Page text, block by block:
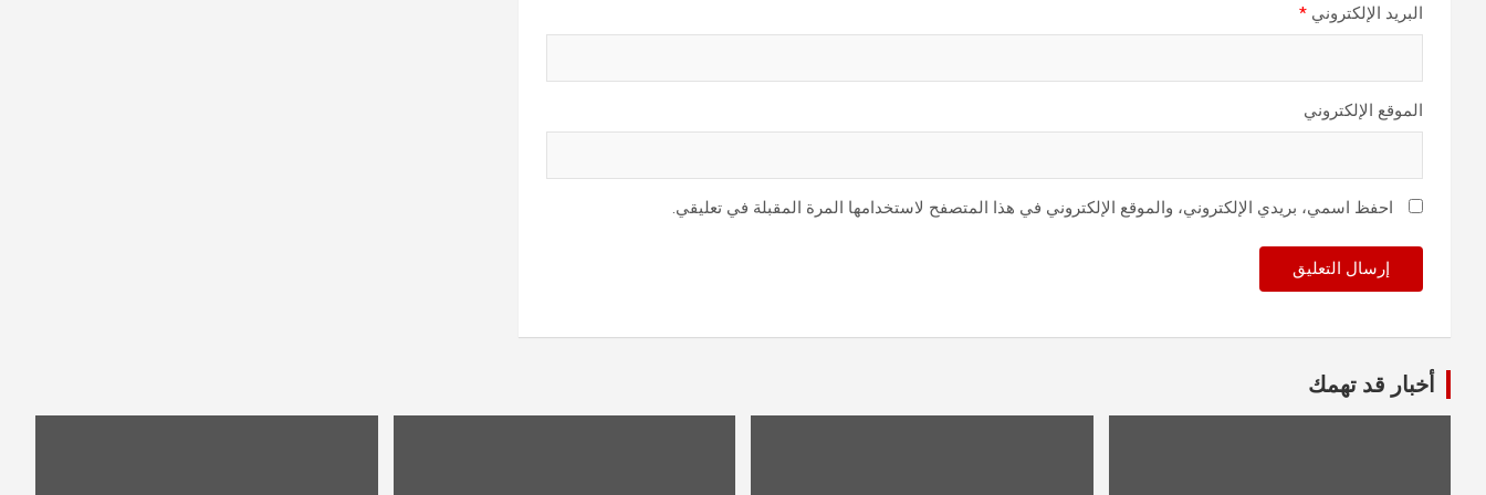
البريد الإلكتروني *
الموقع الإلكتروني
احفظ اسمي، بريدي الإلكتروني، والموقع الإلكتروني في هذا المتصفح لاستخدامها المرة المقبلة في تعليقي.
أخبار قد تهمك